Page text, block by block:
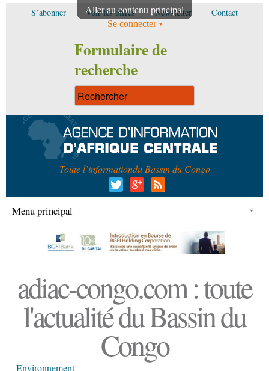
Aller au contenu principal
S’abonner Voir les offres Newsletter Contact
Se connecter
Formulaire de
recherche
Toute l’informationdu Bassin du Congo
Menu principal
adiac-congo.com : toute
l'actualité du Bassin du
Congo
Environnement